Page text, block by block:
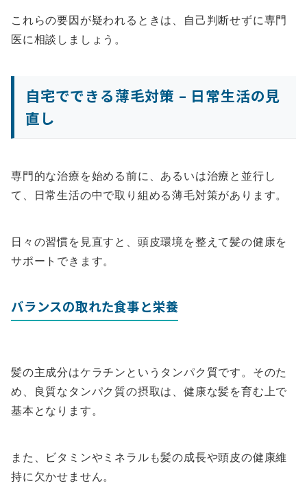
これらの要因が疑われるときは、自己判断せずに専門
医に相談しましょう。
自宅でできる薄毛対策 – 日常生活の見
直し
専門的な治療を始める前に、あるいは治療と並行し
て、日常生活の中で取り組める薄毛対策があります。
日々の習慣を見直すと、頭皮環境を整えて髪の健康を
サポートできます。
バランスの取れた食事と栄養
髪の主成分はケラチンというタンパク質です。そのた
め、良質なタンパク質の摂取は、健康な髪を育む上で
基本となります。
また、ビタミンやミネラルも髪の成長や頭皮の健康維
持に欠かせません。